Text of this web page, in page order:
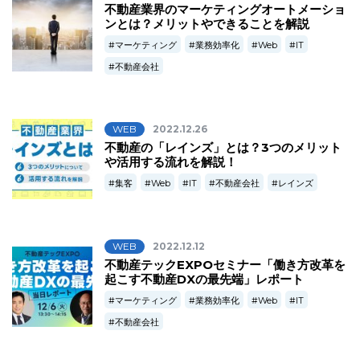
不動産業界のマーケティングオートメーショ
ンとは？メリットやできることを解説
マーケティング 業務効率化 Web
IT
不動産会社
WEB 2022.12.26
不動産の「レインズ」とは？3つのメリット
や活用する流れを解説！
集客 Web IT 不動産会社 レインズ
WEB 2022.12.12
不動産テックEXPOセミナー「働き方改革を
起こす不動産DXの最先端」レポート
マーケティング 業務効率化 Web
IT
不動産会社